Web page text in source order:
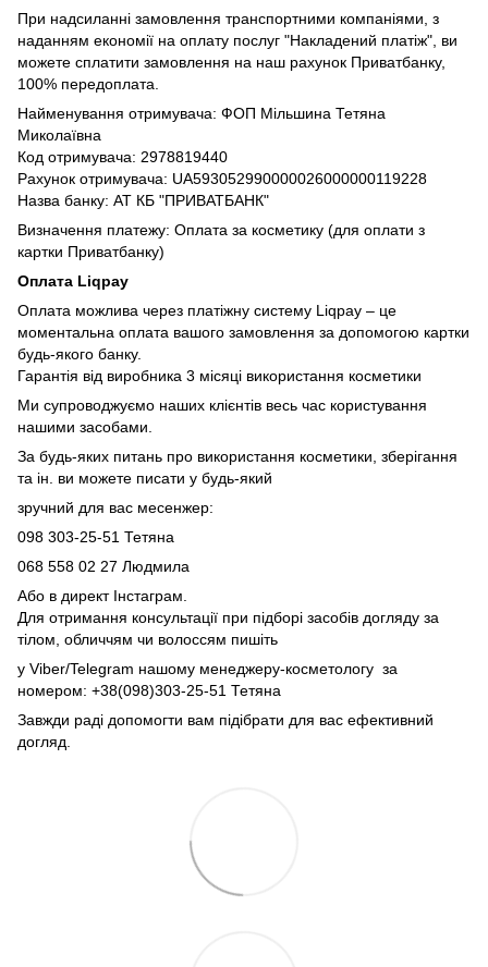
При надсиланні замовлення транспортними компаніями, з
наданням економії на оплату послуг "Накладений платіж", ви
можете сплатити замовлення на наш рахунок Приватбанку,
100% передоплата.
Найменування отримувача: ФОП Мільшина Тетяна
Миколаївна
Код отримувача: 2978819440
Рахунок отримувача: UA593052990000026000000119228
Назва банку: АТ КБ "ПРИВАТБАНК"
Визначення платежу: Оплата за косметику (для оплати з
картки Приватбанку)
Оплата Liqpay
Оплата можлива через платіжну систему Liqpay – це
моментальна оплата вашого замовлення за допомогою картки
будь-якого банку.
Гарантія від виробника 3 місяці використання косметики
Ми супроводжуємо наших клієнтів весь час користування
нашими засобами.
За будь-яких питань про використання косметики, зберігання
та ін. ви можете писати у будь-який
зручний для вас месенжер:
098 303-25-51 Тетяна
068 558 02 27 Людмила
Або в директ Інстаграм.
Для отримання консультації при підборі засобів догляду за
тілом, обличчям чи волоссям пишіть
у Viber/Telegram нашому менеджеру-косметологу за
номером: +38(098)303-25-51 Тетяна
Завжди раді допомогти вам підібрати для вас ефективний
догляд.